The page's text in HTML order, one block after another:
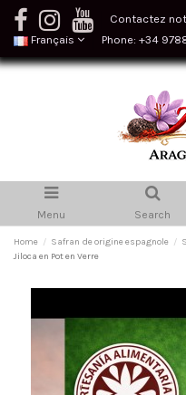
Contactez
Français
Phone: +34
Menu Search
Home Safran de origine espagnole
Jiloca en Pot en Verre